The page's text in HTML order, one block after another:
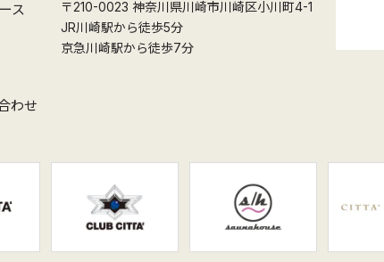
ス
わせ
〒210-0023 神奈川県川崎市川崎区小川町4-1
JR川崎駅から徒歩5分
京急川崎駅から徒歩7分